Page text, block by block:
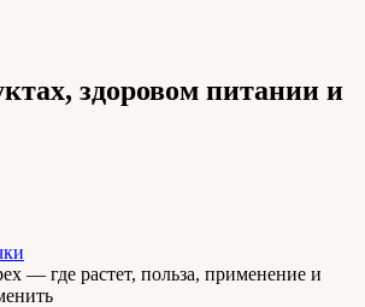
здоровом питании и
— где растет, польза, применение и